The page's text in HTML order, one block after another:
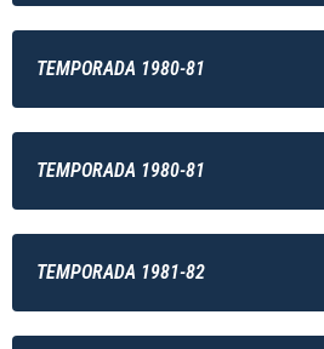
TEMPORADA 1980-81
TEMPORADA 1980-81
TEMPORADA 1981-82